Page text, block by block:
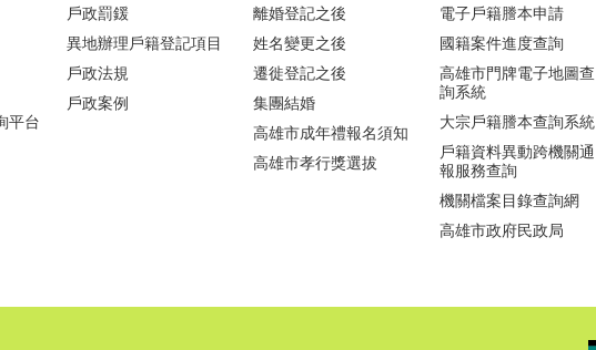
平台
戶政罰鍰
異地辦理戶籍登記項目
戶政法規
戶政案例
離婚登記之後
姓名變更之後
遷徙登記之後
集團結婚
高雄市成年禮報名須知
高雄市孝行獎選拔
電子戶籍謄本申請
國籍案件進度查詢
高雄市門牌電子地圖查
詢系統
大宗戶籍謄本查詢系統
戶籍資料異動跨機關通
報服務查詢
機關檔案目錄查詢網
高雄市政府民政局